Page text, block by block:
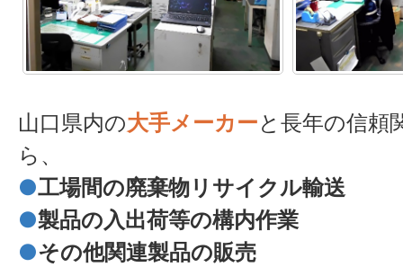
山口県内の大手メーカーと長年の信頼
ら、
●工場間の廃棄物リサイクル輸送
●製品の入出荷等の構内作業
●その他関連製品の販売